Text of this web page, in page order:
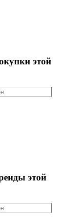
этой
этой